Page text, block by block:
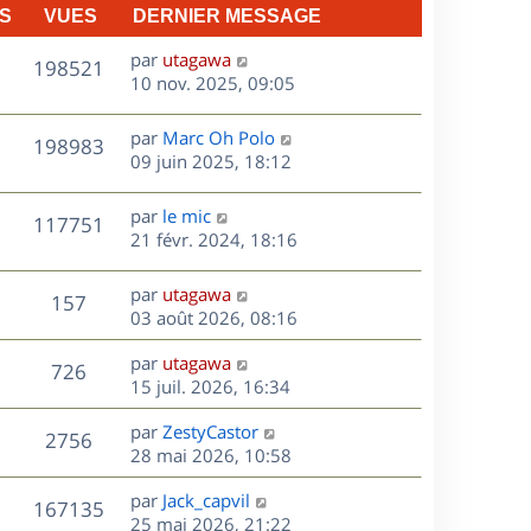
e
s
n
i
e
r
e
s
a
g
e
VUES DERNIER MESSAGE
198521
u
e
s
D
e
n
i
r
m
e
s
s
a
g
e
par utagawa
10 nov. 2025, 09:05
198983V
u
s
D
e
i
e
r
m
e
s
a
e
par Marc Oh Polo
09 juin 2025, 18:12
117751
u
D
e
i
e
r
m
e
s
s
a
g
e
par le mic
21 févr. 2024, 18:16
157V
u
e
s
D
e
r
n
i
e
r
m
e
s
par utagawa
03 août 2026, 08:16
726V
u
e
s
D
e
r
n
i
e
r
par utagawa
15 juil. 2026, 16:34
2756V
u
e
D
e
r
n
i
par ZestyCastor
28 mai 2026, 10:58
167135V
D
e
par Jack_capvil
25 mai 2026, 21:22